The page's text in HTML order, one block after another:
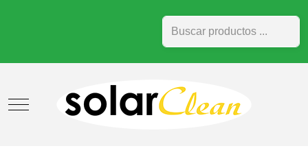
Buscar
Mobile Menu Toggle